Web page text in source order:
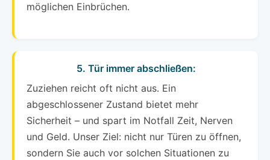
möglichen Einbrüchen.
5. Tür immer abschließen:
Zuziehen reicht oft nicht aus. Ein
abgeschlossener Zustand bietet mehr
Sicherheit – und spart im Notfall Zeit, Nerven
und Geld. Unser Ziel: nicht nur Türen zu öffnen,
sondern Sie auch vor solchen Situationen zu